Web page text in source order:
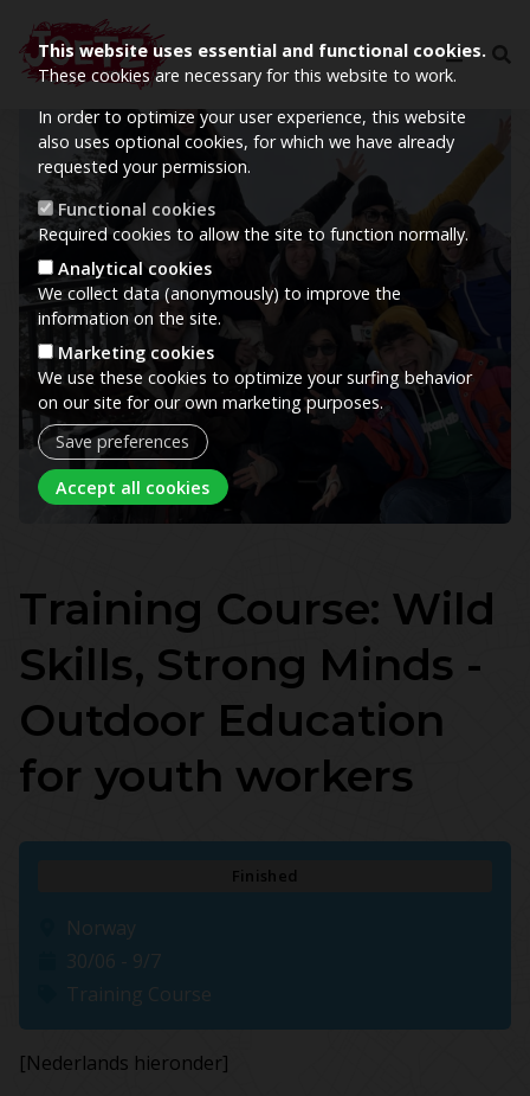
This website uses essential and functional cookies.
These cookies are necessary for this website to work.
In order to optimize your user experience, this website
also uses optional cookies, for which we have already
requested your permission.
Functional cookies
Required cookies to allow the site to function normally.
Analytical cookies
We collect data (anonymously) to improve the
information on the site.
Marketing cookies
We use these cookies to optimize your surfing behavior
on our site for our own marketing purposes.
Save preferences
Accept all cookies Withdraw consent
Image
Training Course: Wild
Skills, Strong Minds -
Outdoor Education
for youth workers
Finished
Norway
30/06 - 9/7
Training Course
[Nederlands hieronder]